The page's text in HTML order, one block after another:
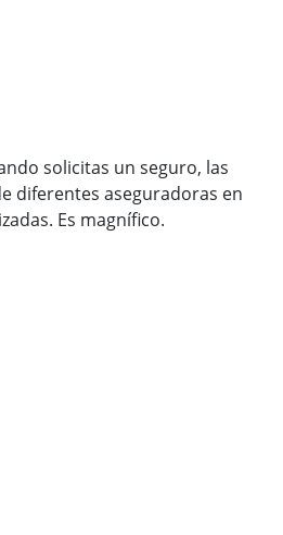
solicitas un seguro, las
diferentes aseguradoras en
Es magnífico.